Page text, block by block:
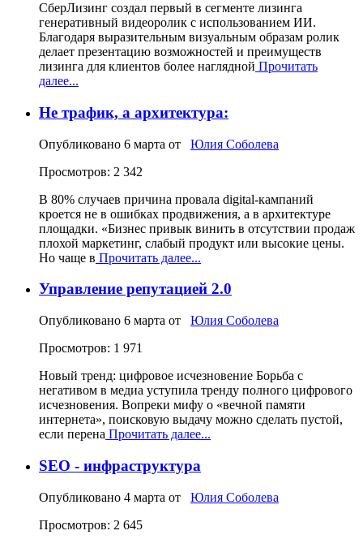
СберЛизинг создал первый в сегменте лизинга
генеративный видеоролик с использованием ИИ.
Благодаря выразительным визуальным образам ролик
делает презентацию возможностей и преимуществ
лизинга для клиентов более наглядной Прочитать
далее...
Не трафик, а архитектура:
Опубликовано 6 марта от Юлия Соболева
Просмотров: 2 342
В 80% случаев причина провала digital-кампаний
кроется не в ошибках продвижения, а в архитектуре
площадки. «Бизнес привык винить в отсутствии продаж
плохой маркетинг, слабый продукт или высокие цены.
Но чаще в Прочитать далее...
Управление репутацией 2.0
Опубликовано 6 марта от Юлия Соболева
Просмотров: 1 971
Новый тренд: цифровое исчезновение Борьба с
негативом в медиа уступила тренду полного цифрового
исчезновения. Вопреки мифу о «вечной памяти
интернета», поисковую выдачу можно сделать пустой,
если перена Прочитать далее...
SEO - инфраструктура
Опубликовано 4 марта от Юлия Соболева
Просмотров: 2 645